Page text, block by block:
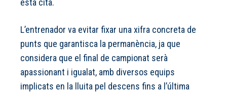
esta cita.
L’entrenador va evitar fixar una xifra concreta de
punts que garantisca la permanència, ja que
considera que el final de campionat serà
apassionant i igualat, amb diversos equips
implicats en la lluita pel descens fins a l’última